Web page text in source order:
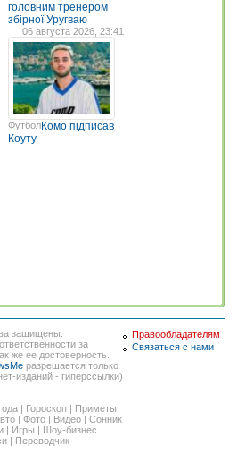
головним тренером
збірної Уругваю
06 августа 2026, 23:41
ФутболКомо підписав
Коуту
защищены.
за
же ее достоверность.
разрешается только
изданий - гиперссылки)
Гороскоп
Приметы
Фото Видео
Сонник
Игры
Шоу-бизнес
Переводчик
Правообладателям
Связаться с нами